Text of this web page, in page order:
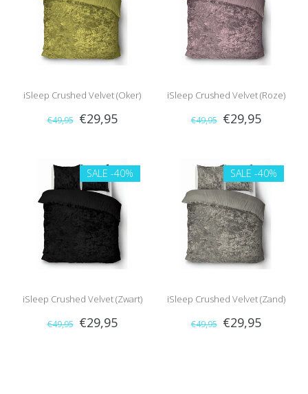
iSleep Crushed Velvet (Oker)
€49,95 €29,95
iSleep Crushed Velvet (Roze)
€49,95 €29,95
SALE -40%
iSleep Crushed Velvet (Zwart)
€49,95 €29,95
SALE -40%
iSleep Crushed Velvet (Zand)
€49,95 €29,95